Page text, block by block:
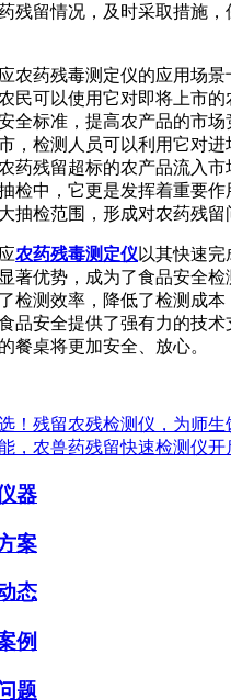
残留情况，及时采取措施
药残毒测定仪的应用场景
民可以使用它对即将上市
全标准，提高农产品的市
，检测人员可以利用它对
药残留超标的农产品流入
检中，它更是发挥着重要
抽检范围，形成对农药残留
农药残毒测定仪 以其快速
著优势，成为了食品安全检
检测效率，降低了检测成
品安全提供了强有力的技
餐桌将更加安全、放心。
！残留农残检测仪，为师生
，农兽药残留快速检测仪
器
案
态
例
题